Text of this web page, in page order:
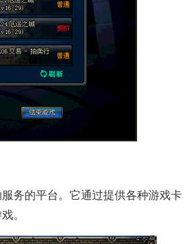
务的平台。它通过提供各种游戏卡
。